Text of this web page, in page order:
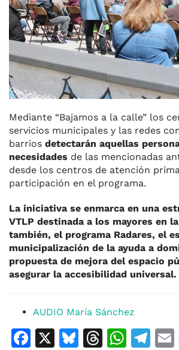
Mediante “Bajamos a la calle” los
servicios municipales y las redes
barrios detectarán aquellas
necesidades de las mencionadas
desde los centros de atención
participación en el programa.
La iniciativa se enmarca en una
VTLP destinada a los mayores en
también, el programa Radares, el
municipalización de la ayuda a
propuesta de mejora del espacio
asegurar la accesibilidad universal.
AUDIO María Sánchez
F
X
Bl T
W T